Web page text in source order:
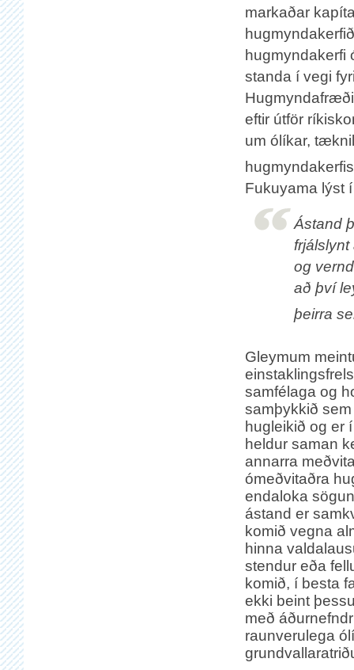
markaðar
hugmyndakerfi
standa í vegi
eftir útför
um ólíkar,
Fukuyama lýst
Ástand
og
að því
þeirra
Gleymum
samfélaga og
samþykkið
hugleikið og er
heldur saman
annarra
ómeðvitaðra
endaloka
ástand er
komið vegna
hinna
stendur eða
komið, í besta
ekki beint
með
raunverulega